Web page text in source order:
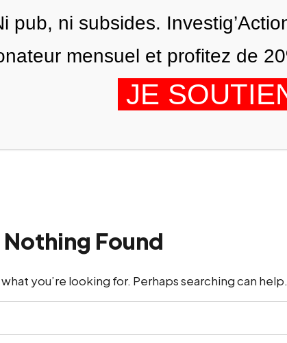
NOUS AGENDA
Nothing Found
you’re looking for. Perhaps searching can help.
pub, ni subsides.
mensuel et profitez de
JE